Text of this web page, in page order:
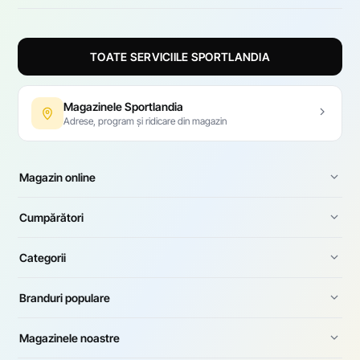
TOATE SERVICIILE SPORTLANDIA
Magazinele Sportlandia
Adrese, program și ridicare din magazin
Magazin online
Cumpărători
Categorii
Branduri populare
Magazinele noastre